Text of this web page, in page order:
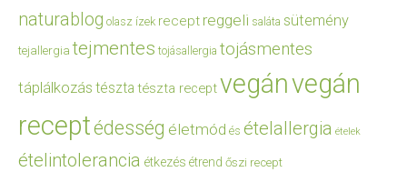
naturablog olasz ízek recept reggeli saláta sütemény
tejallergia tejmentes tojásallergia tojásmentes
táplálkozás tészta tészta receptvegánvegán
receptédesség életmód és ételallergia ételek
ételintolerancia étkezés étrend őszi recept